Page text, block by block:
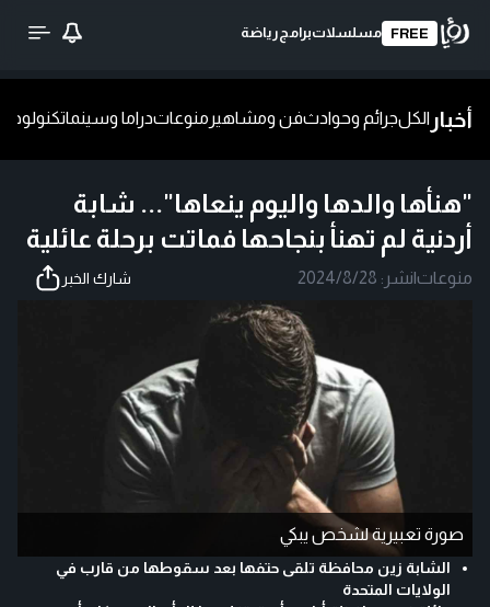
FREE مسلسلاتبرامج رياضة
أخبار الكلجرائم وحوادثفن ومشاهير منوعاتدراما وسينماتكنولوجيا
"هنأها والدها واليوم ينعاها"... شابة
أردنية لم تهنأ بنجاحها فماتت برحلة عائلية
منوعات|نشر: 2024/8/28 شارك الخبر
صورة تعبيرية لشخص يبكي
الشابة زين محافظة تلقى حتفها بعد سقوطها من قارب في
الولايات المتحدة